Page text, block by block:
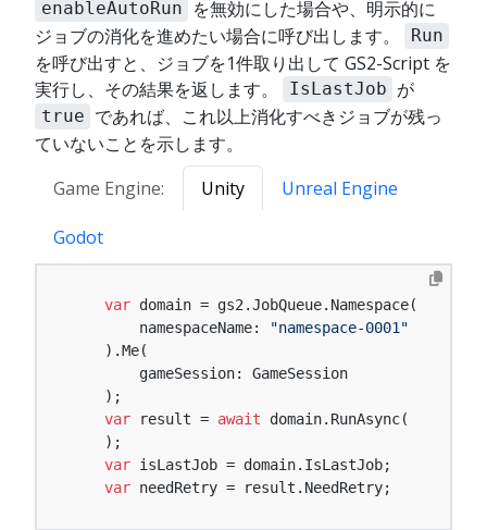
enableAutoRun
を無効にした場合や、明示的に
ジョブの消化を進めたい場合に呼び出します。
Run
を呼び出すと、ジョブを1件取り出して GS2-Script を
実行し、その結果を返します。
IsLastJob が
true であれば、これ以上消化すべきジョブが残っ
ていないことを示します。
Game Engine:
Unity Unreal Engine
Godot
var domain = gs2.JobQueue.Namespace(
        namespaceName:
"namespace-0001"
    ).Me(
        gameSession: GameSession
    );
var result = await domain.RunAsync(
    );
var isLastJob = domain.IsLastJob;
var needRetry = result.NeedRetry;